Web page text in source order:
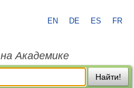
EN DE ES FR
Академике
Найти!